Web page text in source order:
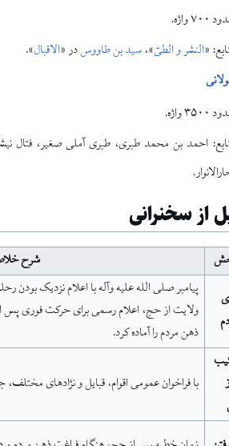
واژه.
«النشر و الطیّ»،سید بن طاووسدر «الاقبال».
واژه.
احمد بن محمد طبری، طبری آملی صغیر، فتال
از سخنرانی
شرح
پیامبر صلی الله علیه وآله با اعلام نزدیک
ولایت از حج، اعلام رسمی برای حرکت فوری پس
ذهن مردم را آماده کرد.
با فراخوان عمومی اقوام، قبایل و نژادهای مختلف، جمعیتی ۱۲۰ هزار